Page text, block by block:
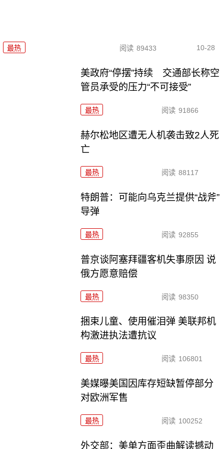
最热 阅读 89433 10-28
美政府“停摆”持续 交通部长称空
管员承受的压力“不可接受”
最热 阅读 91866
赫尔松地区遭无人机袭击致2人死
亡
最热 阅读 88117
特朗普：可能向乌克兰提供“战斧”
导弹
最热 阅读 92855
普京谈阿塞拜疆客机失事原因 说
俄方愿意赔偿
最热 阅读 98350
捆束儿童、使用催泪弹 美联邦机
构激进执法遭抗议
最热 阅读 106801
美媒曝美国因库存短缺暂停部分
对欧洲军售
最热 阅读 100252
外交部：美单方面歪曲解读撼动